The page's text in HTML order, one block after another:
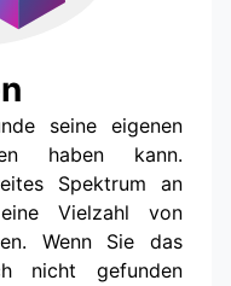
seine eigenen
haben kann.
Spektrum an
Vielzahl von
Wenn Sie das
nicht gefunden